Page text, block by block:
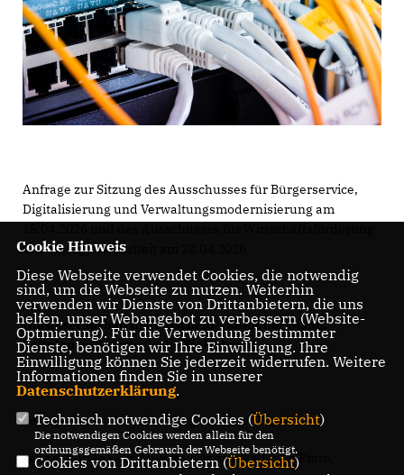
Anfrage zur Sitzung des Ausschusses für Bürgerservice,
Digitalisierung und Verwaltungsmodernisierung am
und Energiesicherheit am 28.04.2026
Glasfaserausbau in Remscheid – aktueller Stand,
Zeitplan und strategische Zielsetzung
Sehr geehrter Herr Oberbürgermeister Wolf,
sehr geehrter Herr Ausschussvorsitzender Lo Pinto,
Cookie Hinweis
Diese Webseite verwendet Cookies, die notwendig
sind, um die Webseite zu nutzen. Weiterhin
verwenden wir Dienste von Drittanbietern, die uns
helfen, unser Webangebot zu verbessern (Website-
Optmierung). Für die Verwendung bestimmter
Dienste, benötigen wir Ihre Einwilligung. Ihre
Einwilligung können Sie jederzeit widerrufen. Weitere
Informationen finden Sie in unserer
Datenschutzerklärung.
Technisch notwendige Cookies (Übersicht)
Die notwendigen Cookies werden allein für den
ordnungsgemäßen Gebrauch der Webseite benötigt.
Cookies von Drittanbietern (Übersicht)